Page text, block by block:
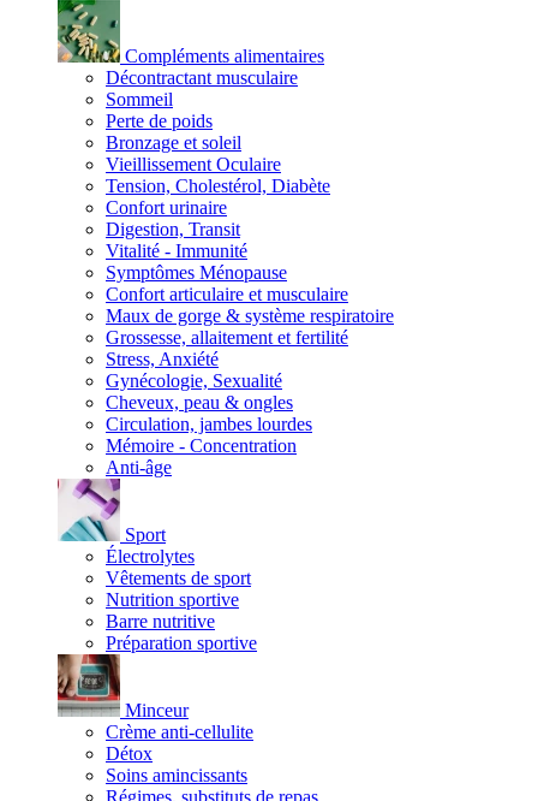
Compléments alimentaires
Décontractant musculaire
Sommeil
Perte de poids
Bronzage et soleil
Vieillissement Oculaire
Tension, Cholestérol, Diabète
Confort urinaire
Digestion, Transit
Vitalité - Immunité
Symptômes Ménopause
Confort articulaire et musculaire
Maux de gorge & système respiratoire
Grossesse, allaitement et fertilité
Stress, Anxiété
Gynécologie, Sexualité
Cheveux, peau & ongles
Circulation, jambes lourdes
Mémoire - Concentration
Anti-âge
Sport
Électrolytes
Vêtements de sport
Nutrition sportive
Barre nutritive
Préparation sportive
Minceur
Crème anti-cellulite
Détox
Soins amincissants
Régimes, substituts de repas